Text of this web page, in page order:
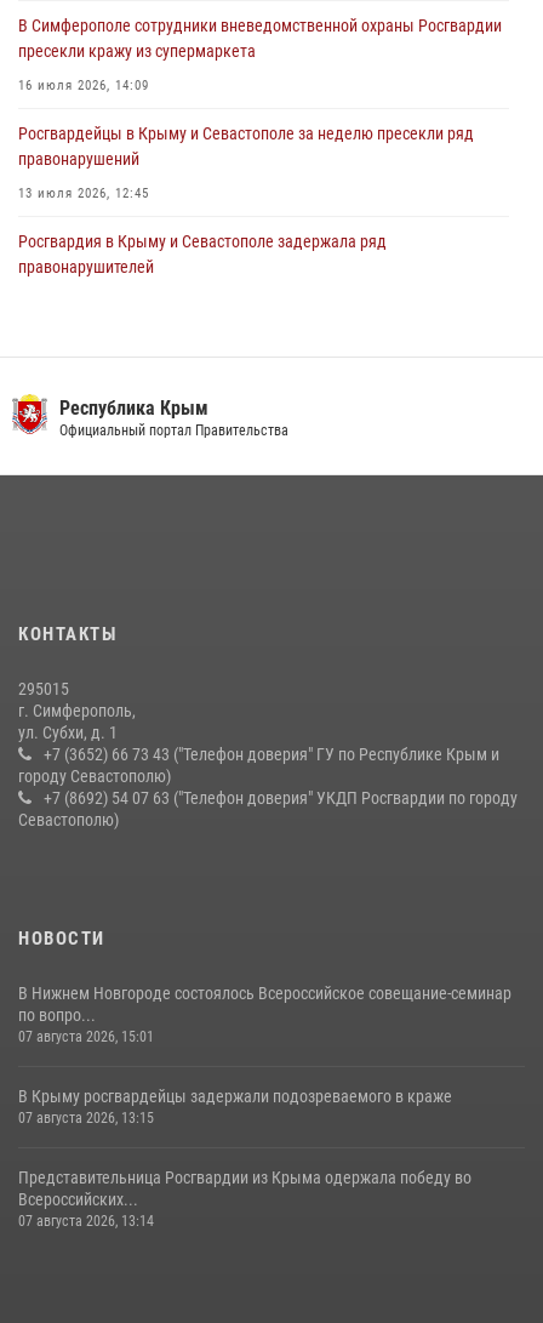
В Симферополе сотрудники вневедомственной охраны Росгвардии
пресекли кражу из супермаркета
16 июля 2026, 14:09
Росгвардейцы в Крыму и Севастополе за неделю пресекли ряд
правонарушений
13 июля 2026, 12:45
Росгвардия в Крыму и Севастополе задержала ряд
правонарушителей
Росгвардейцы Крыма и Севастополя отметили День Крещения Руси
10 июля 2026, 15:10
Республика Крым
Официальный портал Правительства
КОНТАКТЫ
295015
г. Симферополь,
ул. Субхи, д. 1
+7 (3652) 66 73 43 ("Телефон доверия" ГУ по Республике Крым и
городу Севастополю)
+7 (8692) 54 07 63 ("Телефон доверия" УКДП Росгвардии по городу
Севастополю)
НОВОСТИ
В Нижнем Новгороде состоялось Всероссийское совещание-семинар
по вопро...
07 августа 2026, 15:01
В Крыму росгвардейцы задержали подозреваемого в краже
07 августа 2026, 13:15
Представительница Росгвардии из Крыма одержала победу во
Всероссийских...
07 августа 2026, 13:14